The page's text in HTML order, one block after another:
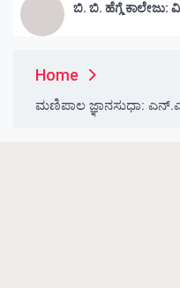
ಬಿ. ಬಿ. ಹೆಗ್ಡೆ ಕಾಲೇಜು:
Home
ಮಣಿಪಾಲ ಜ್ಞಾನಸುಧಾ: